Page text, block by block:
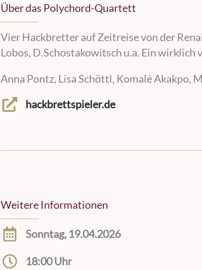
Über das Polychord-Quartett
Vier Hackbretter auf Zeitreise von der
Lobos, D.Schostakowitsch u.a. Ein
Anna Pontz, Lisa Schöttl, Komalé Akakpo,
hackbrettspieler.de
Weitere Informationen
Sonntag, 19.04.2026
18:00 Uhr